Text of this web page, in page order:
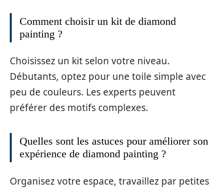
Comment choisir un kit de diamond
painting ?
Choisissez un kit selon votre niveau.
Débutants, optez pour une toile simple avec
peu de couleurs. Les experts peuvent
préférer des motifs complexes.
Quelles sont les astuces pour améliorer son
expérience de diamond painting ?
Organisez votre espace, travaillez par petites